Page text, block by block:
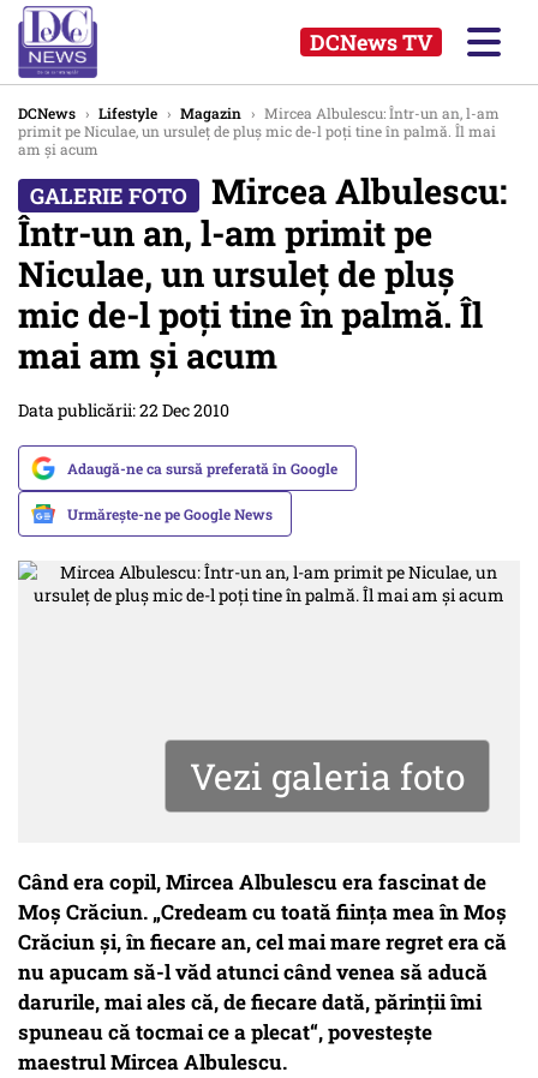
DCNews TV
DCNews › Lifestyle › Magazin › Mircea Albulescu: Într-un an, l-am
primit pe Niculae, un ursuleţ de pluş mic de-l poţi tine în palmă. Îl mai
am şi acum
Mircea Albulescu:
Într-un an, l-am primit pe
Niculae, un ursuleţ de pluş
mic de-l poţi tine în palmă. Îl
mai am şi acum
Data publicării: 22 Dec 2010
Adaugă-ne ca sursă preferată în Google
Urmărește-ne pe Google News
Vezi galeria foto
Când era copil, Mircea Albulescu era fascinat de
Moş Crăciun. „Credeam cu toată fiinţa mea în Moş
Crăciun şi, în fiecare an, cel mai mare regret era că
nu apucam să-l văd atunci când venea să aducă
darurile, mai ales că, de fiecare dată, părinţii îmi
spuneau că tocmai ce a plecat“, povesteşte
maestrul Mircea Albulescu.